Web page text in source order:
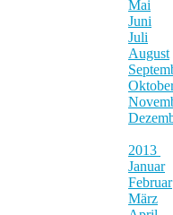
Mai
Juni
Juli
August
2013
Januar
Februar
März